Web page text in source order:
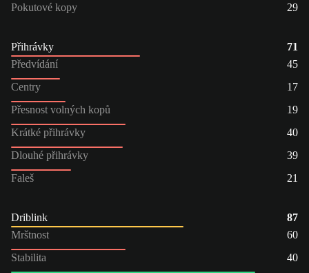
Pokutové kopy
29
Přihrávky
71
Předvídání
45
Centry
17
Přesnost volných kopů
19
Krátké přihrávky
40
Dlouhé přihrávky
39
Faleš
21
Driblink
87
Mrštnost
60
Stabilita
40